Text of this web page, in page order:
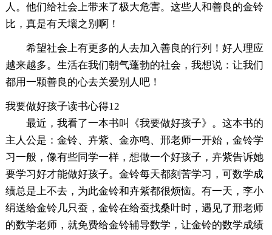
人。他们给社会上带来了极大危害。这些人和善良的金铃
比，真是有天壤之别啊！
希望社会上有更多的人去加入善良的行列！好人理应
越来越多。生活在我们朝气蓬勃的社会，我想说：让我们
都用一颗善良的心去关爱别人吧！
我要做好孩子读书心得12
最近，我看了一本书叫《我要做好孩子》。这本书的
主人公是：金铃、卉紫、金亦鸣、邢老师一开始，金铃学
习一般，像有些同学一样，想做一个好孩子，卉紫告诉她
要学习好才能做好孩子。金铃每天都刻苦学习，可数学成
绩总是上不去，为此金铃和卉紫都很烦恼。有一天，李小
绢送给金铃几只蚕，金铃在给蚕找桑叶时，遇见了邢老师
的数学老师，就免费给金铃辅导数学，让金铃的数学成绩